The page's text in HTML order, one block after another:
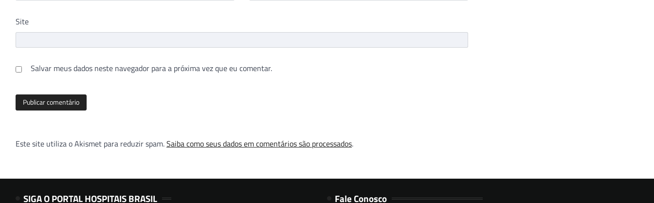
Site
Salvar meus dados neste navegador para a próxima vez que eu comentar.
Este site utiliza o Akismet para reduzir spam.Saiba como seus dados em comentários são processados.
SIGA O PORTAL HOSPITAIS BRASIL Fale Conosco